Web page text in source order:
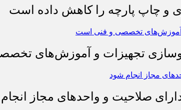
و چاپ پارچه را کاهش داده است
نوسازی تجهیزات و آموزش‌های
صلاحیت و واحدهای مجاز